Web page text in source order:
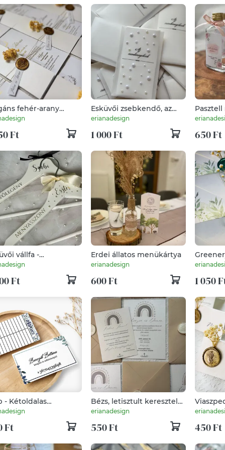
fehér-arany
meghívó
és
Ft
Esküvői zsebkendő, az
örömkönnyeknek
erianadesign
1 000 Ft
Pasztell
mintás
650 Ft
vállfa -
Ft
Erdei állatos menükártya
erianadesign
600 Ft 1 050
- Kétoldalas
kék
Ft
Bézs, letisztult keresztelői
meghívó
erianadesign
550 Ft 450 Ft